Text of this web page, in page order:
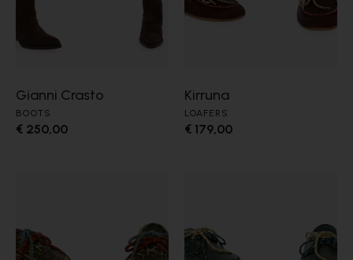
Gianni Crasto
BOOTS
€ 250,00
Kirruna
LOAFERS
€ 179,00